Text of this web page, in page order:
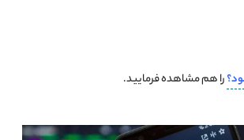
را هم مشاهده فرمایید.